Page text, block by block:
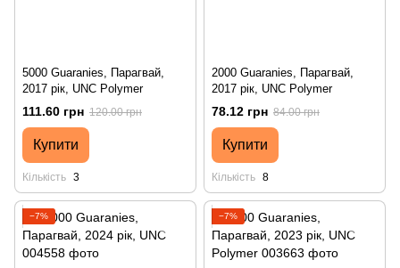
5000 Guaranies, Парагвай,
2017 рік, UNC Polymer
111.60 грн 120.00 грн
Купити
Кількість 3
2000 Guaranies, Парагвай,
2017 рік, UNC Polymer
78.12 грн 84.00 грн
Купити
Кількість 8
−7% −7%